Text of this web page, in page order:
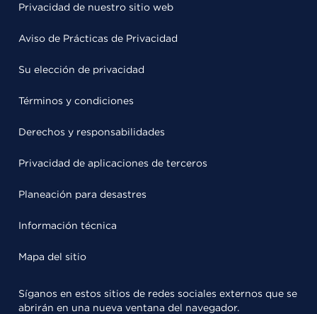
Privacidad de nuestro sitio web
Aviso de Prácticas de Privacidad
Su elección de privacidad
Términos y condiciones
Derechos y responsabilidades
Privacidad de aplicaciones de terceros
Planeación para desastres
Información técnica
Mapa del sitio
Síganos en estos sitios de redes sociales externos que se
abrirán en una nueva ventana del navegador.